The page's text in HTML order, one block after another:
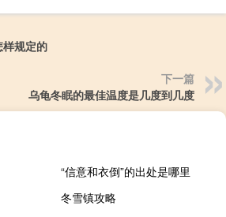
规定的
下一篇
乌龟冬眠的最佳温度是几度到几度
“信意和衣倒”的出处是哪里
冬雪镇攻略